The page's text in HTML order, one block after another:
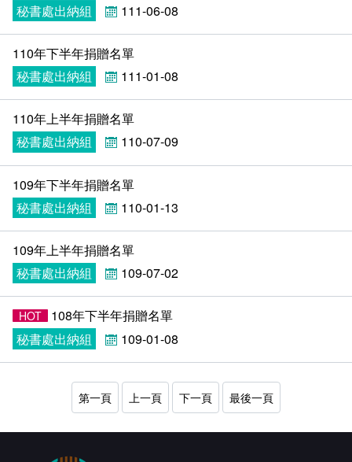
秘書處出納組
111-06-08
110年下半年捐贈名單
秘書處出納組
111-01-08
110年上半年捐贈名單
秘書處出納組
110-07-09
109年下半年捐贈名單
秘書處出納組
110-01-13
109年上半年捐贈名單
秘書處出納組
109-07-02
HOT
108年下半年捐贈名單
秘書處出納組
109-01-08
第一頁 上一頁 下一頁 最後一頁